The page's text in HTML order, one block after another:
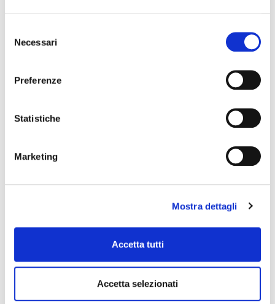
delNecessari
Preferenze
Statistiche
Marketing
Mostra dettagli
Accetta tutti
Accetta selezionati
CATALOGO AMMORTIZZATORI